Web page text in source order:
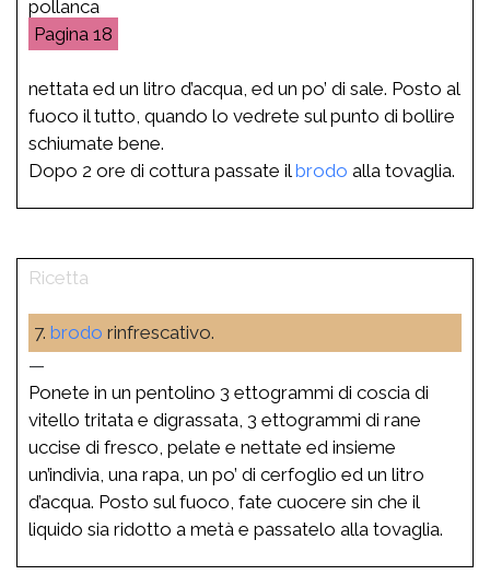
pollanca
18
nettata ed un litro d’acqua, ed un po’ di sale. Posto al
fuoco il tutto, quando lo vedrete sul punto di bollire
schiumate bene.
Dopo 2 ore di cottura passate ilbrodo alla tovaglia.
7. brodo rinfrescativo.
—
Ponete in un pentolino 3 ettogrammi di coscia di
vitello tritata e digrassata, 3 ettogrammi di rane
uccise di fresco, pelate e nettate ed insieme
un’indivia, una rapa, un po’ di cerfoglio ed un litro
d’acqua. Posto sul fuoco, fate cuocere sin che il
liquido sia ridotto a metà e passatelo alla tovaglia.